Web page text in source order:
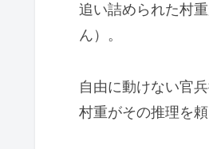
追い詰められた村
ん）。
自由に動けない官
村重がその推理を